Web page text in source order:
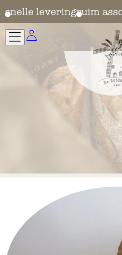
snelle leveringruim